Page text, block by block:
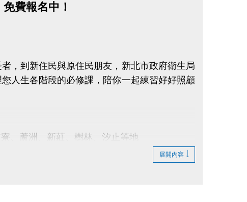
費報名中！
，到新住民與原住民朋友，新北市政府衛生局
人生各階段的必修課，陪你一起練習好好照顧
、蘆洲、新莊、樹林、汐止等地
展開內容